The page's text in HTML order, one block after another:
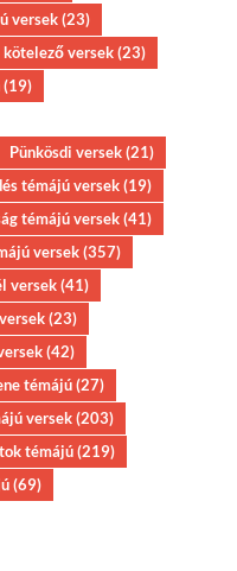
versek(23)
kötelező versek(23)
(19)
Pünkösdi versek(21)
témájú versek(19)
témájú versek(41)
versek(357)
versek(41)
(23)
(42)
témájú(27)
versek(203)
témájú(219)
(69)